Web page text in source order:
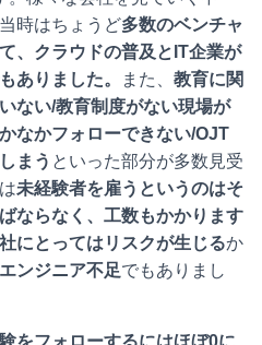
時はちょうど多数のベンチャ
、クラウドの普及とIT企業が
ありました。
また、 教育に関
ない/教育制度がない現場が
なかフォローできない/OJT
まう といった部分が多数見受
未経験者を雇うというのはそ
ならなく、工数もかかります
にとってはリスクが生じるか
エンジニア不足でもありまし